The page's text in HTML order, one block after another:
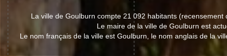
La ville de Goulburn compte 21 092 habitants (recensement
Le maire de la ville de Goulburn est
Le nom français de la ville est Goulburn, le nom anglais de la